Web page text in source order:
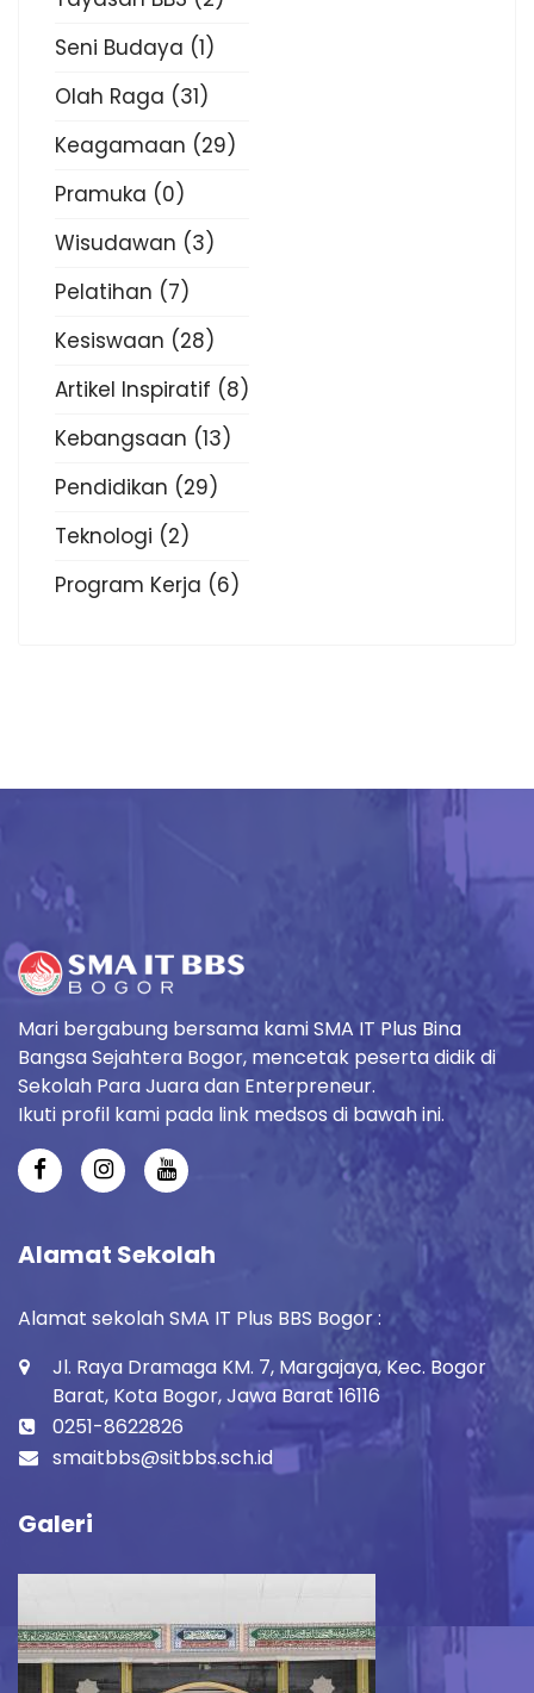
Seni Budaya (1)
Olah Raga (31)
Keagamaan (29)
Pramuka (0)
Wisudawan (3)
Pelatihan (7)
Kesiswaan (28)
Artikel Inspiratif (8)
Kebangsaan (13)
Pendidikan (29)
Teknologi (2)
Program Kerja (6)
Mari bergabung bersama kami SMA IT Plus Bina
Bangsa Sejahtera Bogor, mencetak peserta didik di
Sekolah Para Juara dan Enterpreneur.
Ikuti profil kami pada link medsos di bawah ini.
Alamat Sekolah
Alamat sekolah SMA IT Plus BBS Bogor :
Jl. Raya Dramaga KM. 7, Margajaya, Kec. Bogor
Barat, Kota Bogor, Jawa Barat 16116
0251-8622826
smaitbbs@sitbbs.sch.id
Galeri